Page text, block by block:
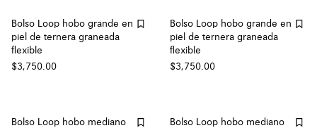
Bolso Loop hobo grande en
piel de ternera graneada
flexible
$3,750.00
Bolso Loop hobo grande en
piel de ternera graneada
flexible
$3,750.00
Bolso Loop hobo mediano
Bolso Loop hobo mediano